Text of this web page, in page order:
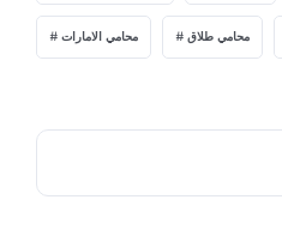
محامي الامارات محامي طلاق